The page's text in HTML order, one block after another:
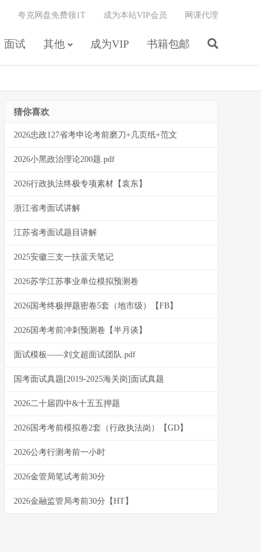
面试 其他 成为VIP 书籍包邮
夸克网盘免费领1T 成为本站VIP会员 网课代理
猜你喜欢
2026忠政127省考申论考前磨刀+几页纸+范文
2026小黑政治理论200题.pdf
2026行政执法终极专项素材【袁东】
浙江省考面试讲解
江苏省考面试题目讲解
2025安徽三支一扶蓝天笔记
2026苏学江苏事业单位模拟预测卷
2026国考终极押题密卷5套（地市级）【FB】
2026国考考前冲刺预测卷【半月谈】
面试模板——刘文超面试团队.pdf
国考面试真题[2019-2025海关岗]面试真题
2026二十届四中&十五五押题
2026国考考前模拟卷2套（行政执法岗）【GD】
2026公考行测考前一小时
2026金管局笔试考前30分
2026金融监管局考前30分【HT】